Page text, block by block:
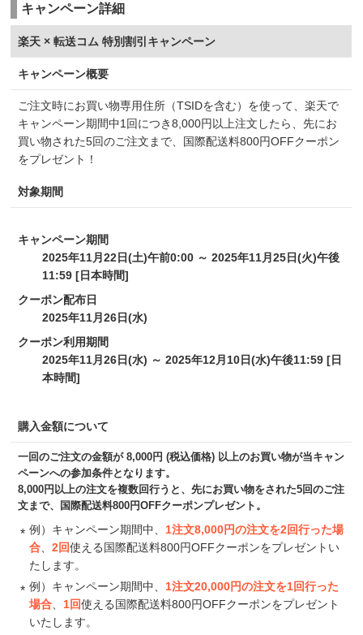
キャンペーン詳細
楽天 × 転送コム 特別割引キャンペーン
キャンペーン概要
ご注文時にお買い物専用住所（TSIDを含む）を使って、楽天で
キャンペーン期間中1回につき8,000円以上注文したら、先にお
買い物された5回のご注文まで、国際配送料800円OFFクーポン
をプレゼント！
対象期間
キャンペーン期間
2025年11月22日(土)午前0:00 ～ 2025年11月25日(火)午後
11:59 [日本時間]
クーポン配布日
2025年11月26日(水)
クーポン利用期間
2025年11月26日(水) ～ 2025年12月10日(水)午後11:59 [日
本時間]
購入金額について
一回のご注文の金額が 8,000円 (税込価格) 以上のお買い物が当キャン
ペーンへの参加条件となります。
8,000円以上の注文を複数回行うと、先にお買い物をされた5回のご注
文まで、国際配送料800円OFFクーポンプレゼント。
例）キャンペーン期間中、1注文8,000円の注文を2回行った場
合、2回使える国際配送料800円OFFクーポンをプレゼントい
たします。
例）キャンペーン期間中、 1注文20,000円の注文を1回行った
場合
1回使える国際配送料800円OFFクーポンをプレゼント
いたします。